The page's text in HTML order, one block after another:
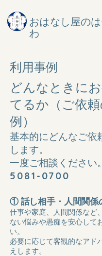
おはなし屋の
わ
利用事例
どんなときに
てるか（ご依
例）
基本的にどんなご依
します。
​一度ご相談ください。
5081-0700
① 話し相手・人間関係
仕事や家庭、人間関係など
ない悩みや愚痴を安心して
い。
必要に応じて客観的なアド
えします。